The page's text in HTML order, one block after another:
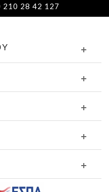
210 28 42 127